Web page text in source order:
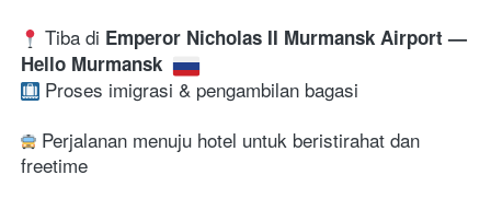
Tiba di Emperor Nicholas II Murmansk Airport —
Hello Murmansk
Proses imigrasi & pengambilan bagasi
Perjalanan menuju hotel untuk beristirahat dan
freetime